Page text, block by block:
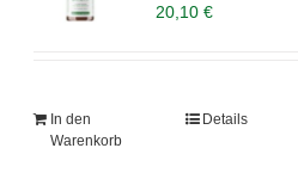
20,10€
In den
Warenkorb
Details